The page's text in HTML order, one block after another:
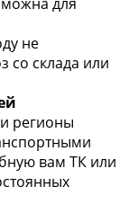
не
со склада или
регионы
вам ТК или